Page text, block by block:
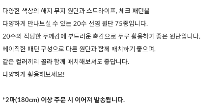
다양한 색상의 해지 무지 원단과 스트라이프, 체크 패턴을
다양하게 만나보실 수 있는 20수 선염 원단 75종입니다.
20수의 적당한 두께감에 부드러운 촉감으로 두루 활용하기 좋은 원단입니다.
베이직한 패턴 구성으로 다른 원단과 함께 매치하기 좋으며,
같은 컬러끼리 골라 함께 매치해보셔도 좋답니다.
다양하게 활용해보세요!
*2마(180cm) 이상 주문 시 이어져 발송됩니다.